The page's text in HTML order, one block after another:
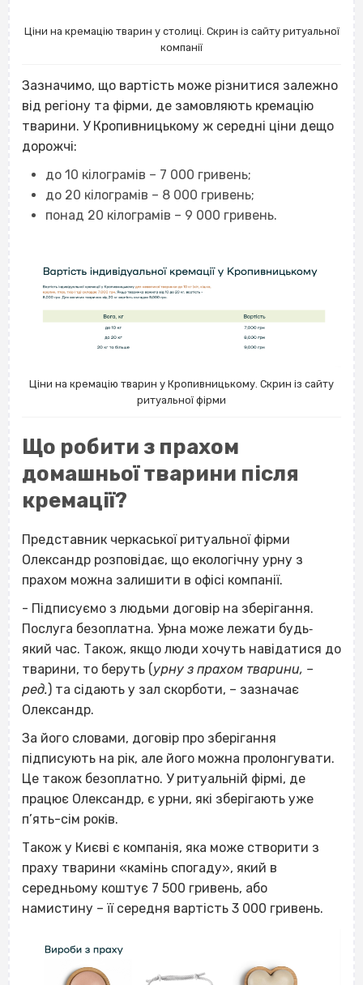
Ціни на кремацію тварин у столиці. Скрин із сайту ритуальної
компанії
Зазначимо, що вартість може різнитися залежно
від регіону та фірми, де замовляють кремацію
тварини. У Кропивницькому ж середні ціни дещо
дорожчі:
до 10 кілограмів – 7 000 гривень;
до 20 кілограмів – 8 000 гривень;
понад 20 кілограмів – 9 000 гривень.
Ціни на кремацію тварин у Кропивницькому. Скрин із сайту
ритуальної фірми
Що робити з прахом
домашньої тварини після
кремації?
Представник черкаської ритуальної фірми
Олександр розповідає, що екологічну урну з
прахом можна залишити в офісі компанії.
- Підписуємо з людьми договір на зберігання.
Послуга безоплатна. Урна може лежати будь‐
який час. Також, якщо люди хочуть навідатися до
тварини, то беруть (урну з прахом тварини, –
ред.) та сідають у зал скорботи, – зазначає
Олександр.
За його словами, договір про зберігання
підписують на рік, але його можна пролонгувати.
Це також безоплатно. У ритуальній фірмі, де
працює Олександр, є урни, які зберігають уже
п’ять-сім років.
Також у Києві є компанія, яка може створити з
праху тварини «камінь спогаду», який в
середньому коштує 7 500 гривень, або
намистину – її середня вартість 3 000 гривень.